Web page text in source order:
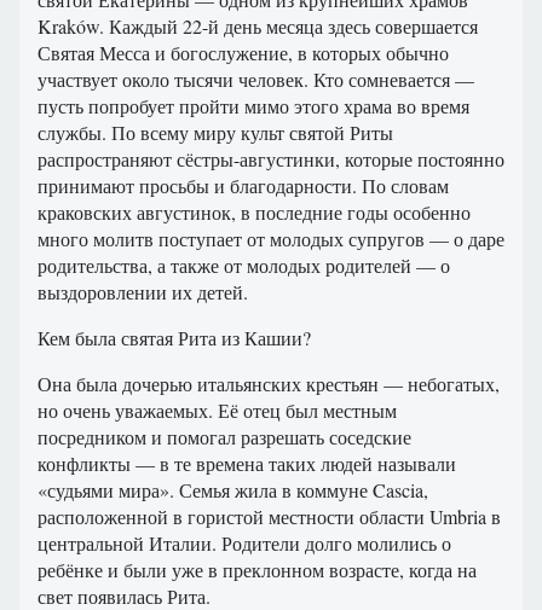
Kraków. Каждый 22-й день месяца здесь совершается
Святая Месса и богослужение, в которых обычно
участвует около тысячи человек. Кто сомневается —
пусть попробует пройти мимо этого храма во время
службы. По всему миру культ святой Риты
распространяют сёстры-августинки, которые постоянно
принимают просьбы и благодарности. По словам
краковских августинок, в последние годы особенно
много молитв поступает от молодых супругов — о даре
родительства, а также от молодых родителей — о
выздоровлении их детей.
Кем была святая Рита из Кашии?
Она была дочерью итальянских крестьян — небогатых,
но очень уважаемых. Её отец был местным
посредником и помогал разрешать соседские
конфликты — в те времена таких людей называли
«судьями мира». Семья жила в коммуне Cascia,
расположенной в гористой местности области Umbria в
центральной Италии. Родители долго молились о
ребёнке и были уже в преклонном возрасте, когда на
свет появилась Рита.